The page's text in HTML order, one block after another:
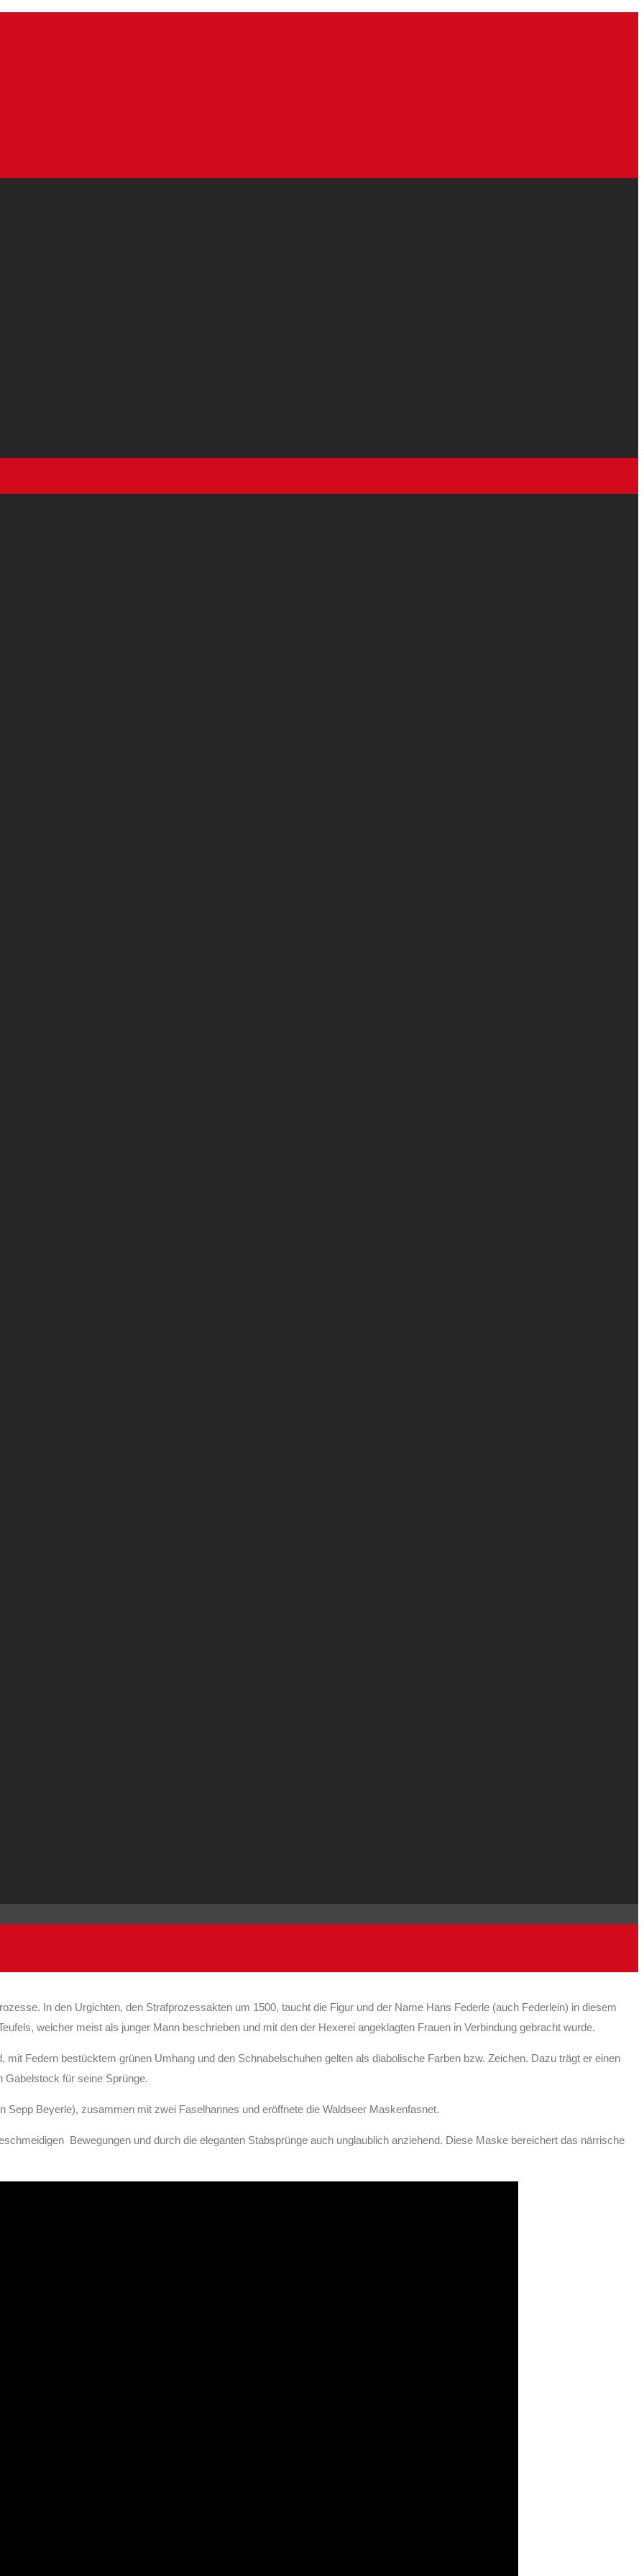
In den Urgichten, den Strafprozessakten um 1500, taucht die Figur und der Name Hans Federle (auch Federlein) in diesem
welcher meist als junger Mann beschrieben und mit den der Hexerei angeklagten Frauen in Verbindung gebracht wurde.
Federn bestücktem grünen Umhang und den Schnabelschuhen gelten als diabolische Farben bzw. Zeichen. Dazu trägt er einen
Gabelstock für seine Sprünge.
Beyerle), zusammen mit zwei Faselhannes und eröffnete die Waldseer Maskenfasnet.
Bewegungen und durch die eleganten Stabsprünge auch unglaublich anziehend. Diese Maske bereichert das närrische